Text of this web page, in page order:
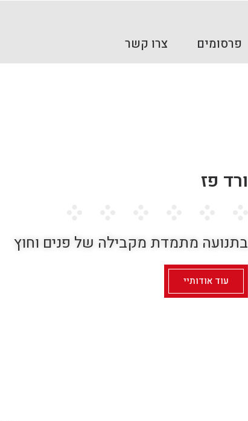
פרסומים צרו קשר
ורד פז
בתנועה מתמדת מקבילה של פנים וחוץ
עוד אודותיי